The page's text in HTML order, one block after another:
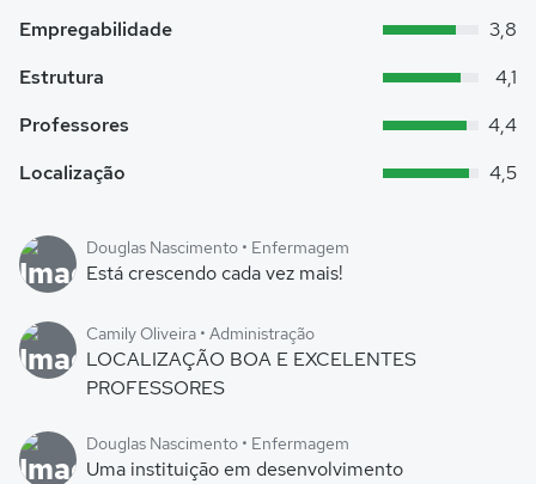
Empregabilidade
3,8
Estrutura
4,1
Professores
4,4
Localização
4,5
Douglas Nascimento • Enfermagem
Está crescendo cada vez mais!
Camily Oliveira • Administração
LOCALIZAÇÃO BOA E EXCELENTES
PROFESSORES
Douglas Nascimento • Enfermagem
Uma instituição em desenvolvimento